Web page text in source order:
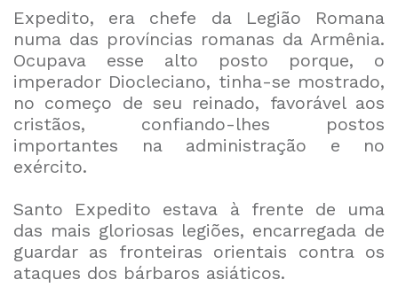
Expedito, era chefe da Legião Romana
numa das províncias romanas da Armênia.
Ocupava esse alto posto porque, o
imperador Diocleciano, tinha-se mostrado,
no começo de seu reinado, favorável aos
cristãos, confiando-lhes postos
importantes na administração e no
exército.
Santo Expedito estava à frente de uma
das mais gloriosas legiões, encarregada de
guardar as fronteiras orientais contra os
ataques dos bárbaros asiáticos.